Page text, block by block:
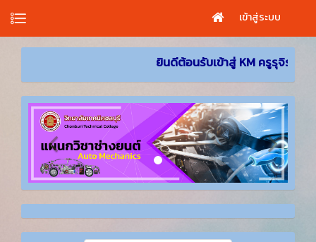
เข้าสู่ระบบ
ยินดีต้อนรับเข้าสู่ KM ครูรุจิรัตน์ มานะพระ